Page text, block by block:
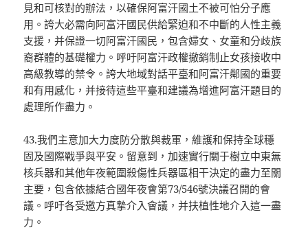
見和可核對的辦法，以確保阿富汗國土不被可怕分子應
用。誇大必需向阿富汗國民供給緊迫和不中斷的人性主義
支援，并保證一切阿富汗國民，包含婦女、女童和分歧族
裔群體的基礎權力。呼吁阿富汗政權撤銷制止女孩接收中
高級教導的禁令。誇大地域對話平臺和阿富汗鄰國的重要
和有用感化，并接待這些平臺和建議為增進阿富汗題目的
處理所作盡力。
43.我們主意加大力度防分散與裁軍，維護和保持全球穩
固及國際戰爭與平安。留意到，加速實行關于樹立中東無
核兵器和其他年夜範圍殺傷性兵器區相干決定的盡力至關
主要，包含依據結合國年夜會第73/546號決議召開的會
議。呼吁各受邀方真摯介入會議，并扶植性地介入這一盡
力。